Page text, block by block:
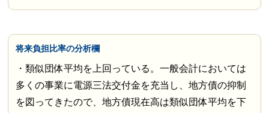
将来負担比率の分析欄
・類似団体平均を上回っている。一般会計においては
多くの事業に電源三法交付金を充当し、地方債の抑制
を図ってきたので、地方債現在高は類似団体平均を下